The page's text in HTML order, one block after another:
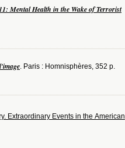
Mental Health in the Wake of Terrorist
. Paris : Homnisphères, 352 p.
Extraordinary Events in the American